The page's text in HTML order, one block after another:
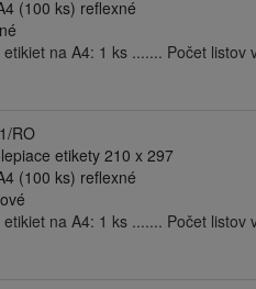
(100 ks) reflexné
etikiet na A4: 1 ks ....... Počet listov
RO
etikety 210 x 297
(100 ks) reflexné
etikiet na A4: 1 ks ....... Počet listov